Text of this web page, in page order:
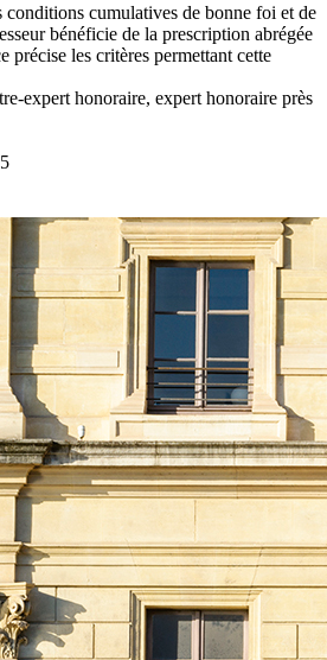
cumulatives de bonne foi et de
bénéficie de la prescription abrégée
précise les critères permettant cette
expert honoraire, expert honoraire près